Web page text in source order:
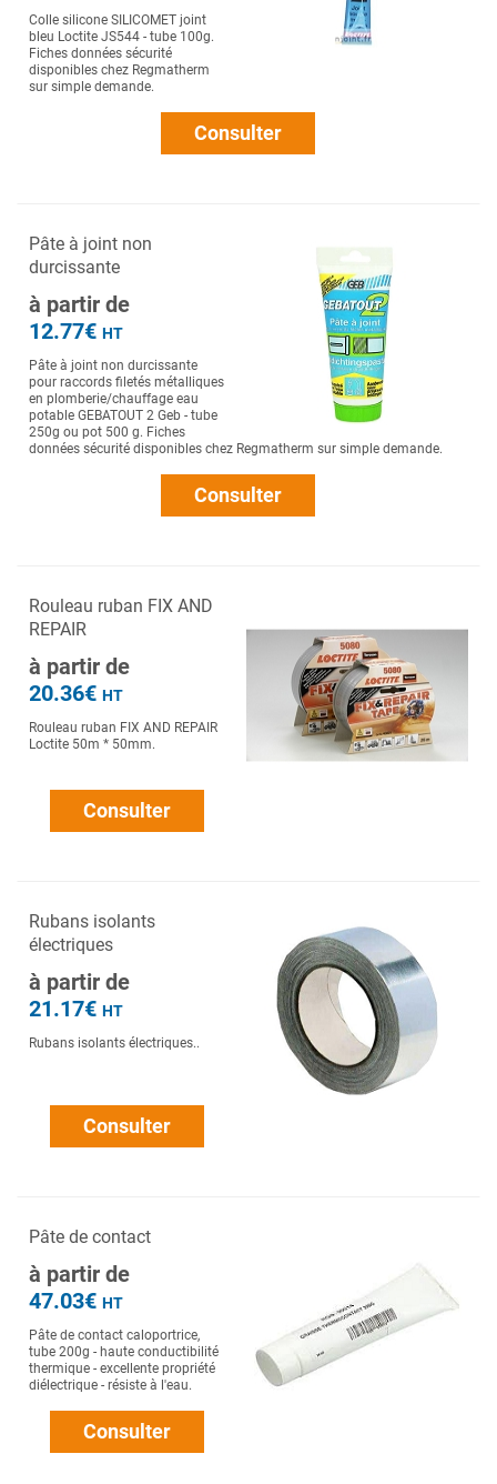
Colle silicone SILICOMET joint
bleu Loctite JS544 - tube 100g.
Fiches données sécurité
disponibles chez Regmatherm
sur simple demande.
Consulter
Pâte à joint non
durcissante
à partir de
12.77€ HT
Pâte à joint non durcissante
pour raccords filetés métalliques
en plomberie/chauffage eau
potable GEBATOUT 2 Geb - tube
250g ou pot 500 g. Fiches
données sécurité disponibles chez Regmatherm sur simple demande.
Consulter
Rouleau ruban FIX AND
REPAIR
à partir de
20.36€ HT
Rouleau ruban FIX AND REPAIR
Loctite 50m * 50mm.
Consulter
Rubans isolants
électriques
à partir de
21.17€ HT
Rubans isolants électriques..
Consulter
Pâte de contact
à partir de
47.03€ HT
Pâte de contact caloportrice,
tube 200g - haute conductibilité
thermique - excellente propriété
diélectrique - résiste à l'eau.
Consulter